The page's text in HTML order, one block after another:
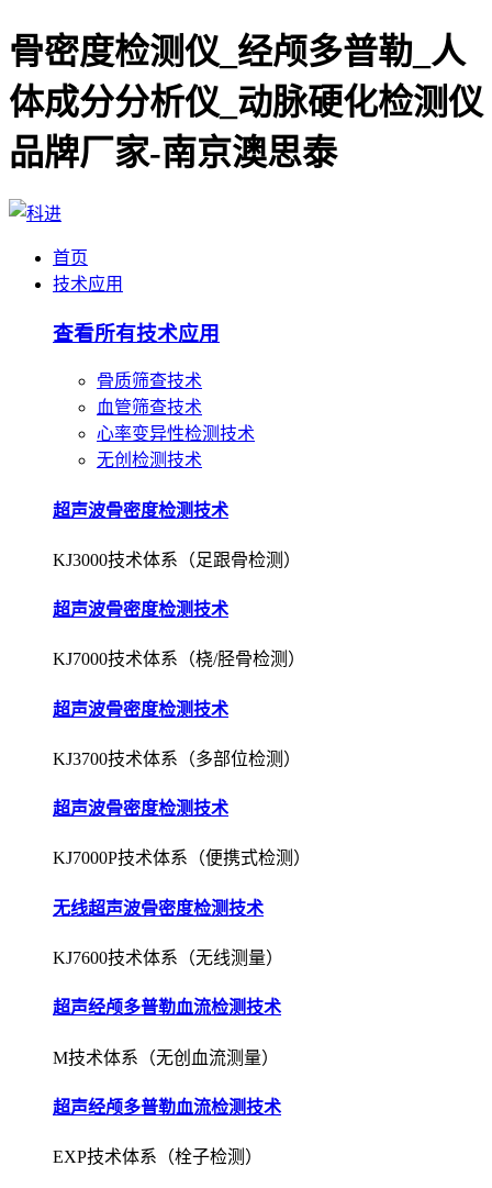
骨密度检测仪_经颅多普勒_人
体成分分析仪_动脉硬化检测仪
品牌厂家-南京澳思泰
首页
技术应用
查看所有技术应用
骨质筛查技术
血管筛查技术
心率变异性检测技术
无创检测技术
超声波骨密度检测技术
KJ3000技术体系（足跟骨检测）
超声波骨密度检测技术
KJ7000技术体系（桡/胫骨检测）
超声波骨密度检测技术
KJ3700技术体系（多部位检测）
超声波骨密度检测技术
KJ7000P技术体系（便携式检测）
无线超声波骨密度检测技术
KJ7600技术体系（无线测量）
超声经颅多普勒血流检测技术
M技术体系（无创血流测量）
超声经颅多普勒血流检测技术
EXP技术体系（栓子检测）